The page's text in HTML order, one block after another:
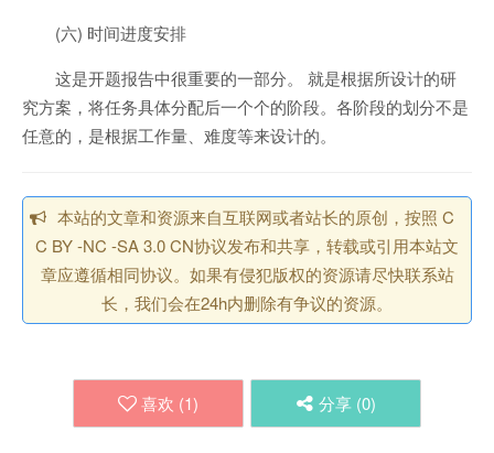
(六) 时间进度安排
这是开题报告中很重要的一部分。 就是根据所设计的研
究方案，将任务具体分配后一个个的阶段。各阶段的划分不是
任意的，是根据工作量、难度等来设计的。
本站的文章和资源来自互联网或者站长的原创，按照 C
C BY -NC -SA 3.0 CN协议发布和共享，转载或引用本站文
章应遵循相同协议。如果有侵犯版权的资源请尽快联系站
长，我们会在24h内删除有争议的资源。
喜欢 (1) 分享 (0)